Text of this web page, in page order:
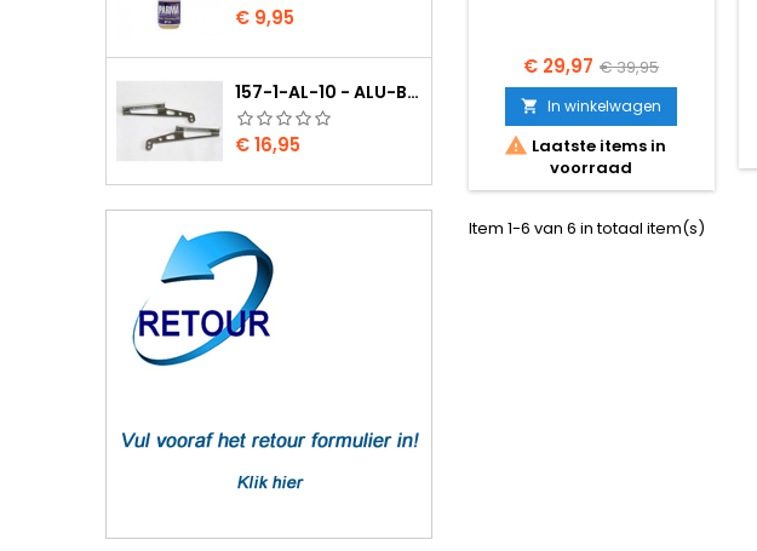
Prijs
€ 9,95
157-1-AL-10 - ALU-BRANDSTOF TANK OPHANGING LI./RE. SET ALUMI
Prijs
€ 16,95
Prijs
€ 29,97 Normale
prijs
€ 39,95
 In winkelwagen
 Laatste items in
voorraad
Item 1-6 van 6 in totaal item(s)